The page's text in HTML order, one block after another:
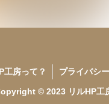
工房って？ プライバシ
© 2023 リルHP